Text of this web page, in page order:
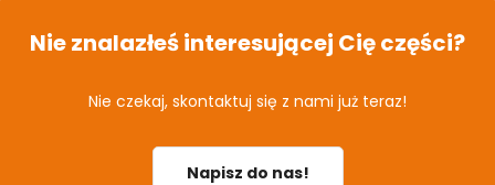
Nie znalazłeś interesującej Cię części?
Nie czekaj, skontaktuj się z nami już teraz!
Napisz do nas!